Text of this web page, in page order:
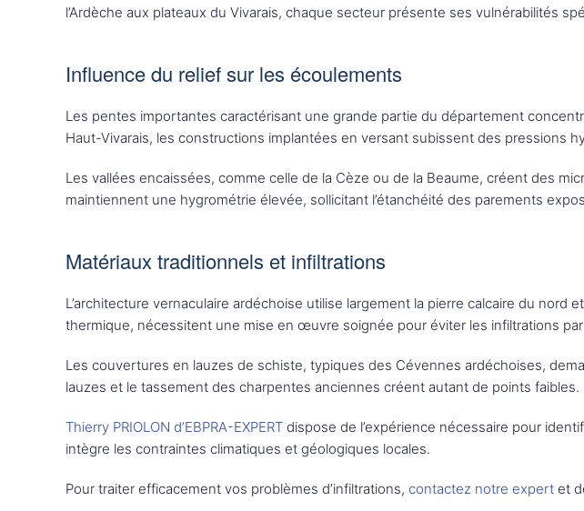
l’Ardèche aux plateaux du Vivarais, chaque secteur présente ses vulnérabilités
Influence du relief sur les écoulements
Les pentes importantes caractérisant une grande partie du département
Haut-Vivarais, les constructions implantées en versant subissent des pressions
Les vallées encaissées, comme celle de la Cèze ou de la Beaume, créent des
maintiennent une hygrométrie élevée, sollicitant l’étanchéité des parements
Matériaux traditionnels et infiltrations
L’architecture vernaculaire ardéchoise utilise largement la pierre calcaire du
thermique, nécessitent une mise en œuvre soignée pour éviter les infiltrations
Les couvertures en lauzes de schiste, typiques des Cévennes ardéchoises,
lauzes et le tassement des charpentes anciennes créent autant de points faibles.
Thierry PRIOLON d’EBPRA-EXPERT dispose de l’expérience nécessaire pour
intègre les contraintes climatiques et géologiques locales.
Pour traiter efficacement vos problèmes d’infiltrations, contactez notre expert et